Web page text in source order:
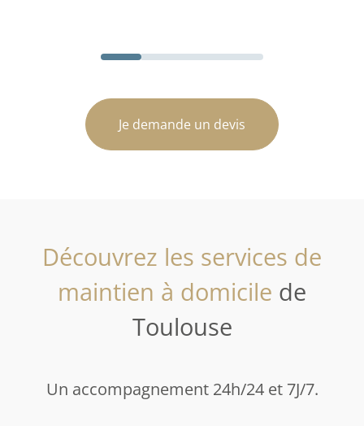
Je demande un devis
Découvrez les services de
maintien à domicile de
Toulouse
Un accompagnement 24h/24 et 7J/7.